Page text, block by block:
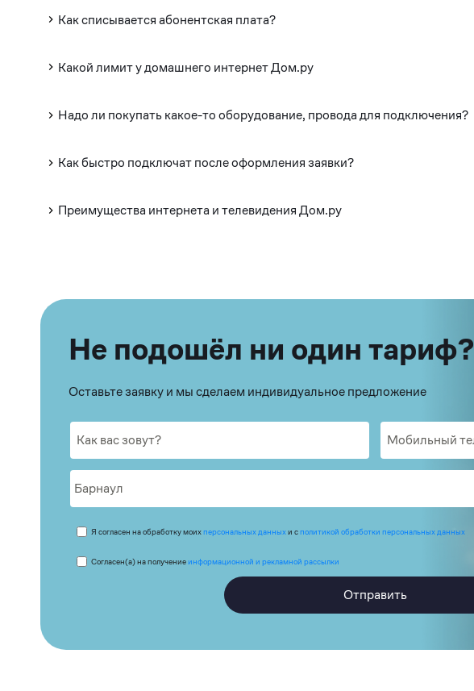
Как списывается абонентская плата?
Какой лимит у домашнего интернет Дом.ру
Надо ли покупать какое-то оборудование, провода для подключения?
Как быстро подключат после оформления заявки?
Преимущества интернета и телевидения Дом.ру
Не подошёл ни один тариф?
Оставьте заявку и мы сделаем индивидуальное предложение
Я согласен на обработку моихперсональных данныхи сполитикой обработки персональных данных
Согласен(а) на получениеинформационной и рекламной рассылки
Отправить